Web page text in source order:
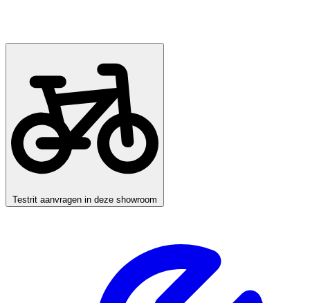
Testrit aanvragen in deze showroom